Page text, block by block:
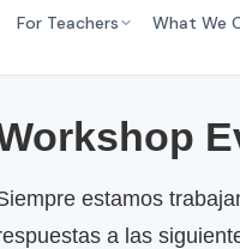
For Teachers What We
estamos
a las